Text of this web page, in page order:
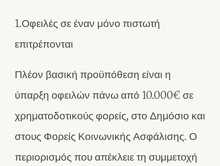
1.Οφειλές σε έναν μόνο πιστωτή
επιτρέπονται
Πλέον βασική προϋπόθεση είναι η
ύπαρξη οφειλών πάνω από 10.000€ σε
χρηματοδοτικούς φορείς, στο Δημόσιο και
στους Φορείς Κοινωνικής Ασφάλισης. Ο
περιορισμός που απέκλειε τη συμμετοχή